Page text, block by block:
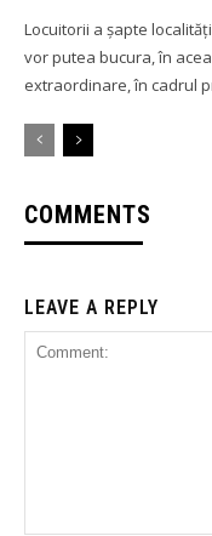
Locuitorii a șapte
vor putea bucura, în
extraordinare, în cadrul
COMMENTS
LEAVE A REPLY